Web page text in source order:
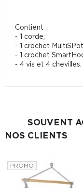
Contient :
- 1 corde,
- 1 crochet MultiSPot,
- 1 crochet
- 4 vis et 4 chevilles.
SOUVENT
NOS CLIENTS
PROMO